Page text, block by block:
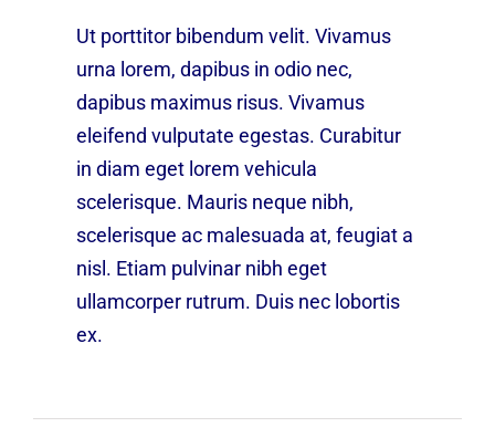
Ut porttitor bibendum velit. Vivamus
urna lorem, dapibus in odio nec,
dapibus maximus risus. Vivamus
eleifend vulputate egestas. Curabitur
in diam eget lorem vehicula
scelerisque. Mauris neque nibh,
scelerisque ac malesuada at, feugiat a
nisl. Etiam pulvinar nibh eget
ullamcorper rutrum. Duis nec lobortis
ex.